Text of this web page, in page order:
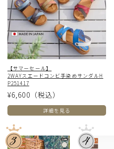
【サマーセール】
2WAYスエードコンビ手染めサンダルH
P251417
¥6,600 （税込）
詳細を見る